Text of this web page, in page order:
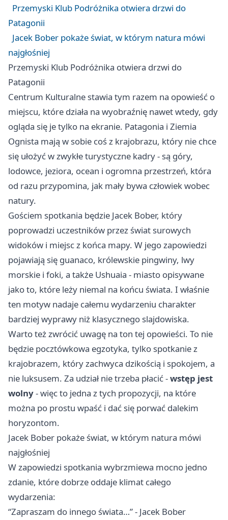
Przemyski Klub Podróżnika otwiera drzwi do
Patagonii
Jacek Bober pokaże świat, w którym natura mówi
najgłośniej
Przemyski Klub Podróżnika otwiera drzwi do
Patagonii
Centrum Kulturalne stawia tym razem na opowieść o
miejscu, które działa na wyobraźnię nawet wtedy, gdy
ogląda się je tylko na ekranie. Patagonia i Ziemia
Ognista mają w sobie coś z krajobrazu, który nie chce
się ułożyć w zwykłe turystyczne kadry - są góry,
lodowce, jeziora, ocean i ogromna przestrzeń, która
od razu przypomina, jak mały bywa człowiek wobec
natury.
Gościem spotkania będzie Jacek Bober, który
poprowadzi uczestników przez świat surowych
widoków i miejsc z końca mapy. W jego zapowiedzi
pojawiają się guanaco, królewskie pingwiny, lwy
morskie i foki, a także Ushuaia - miasto opisywane
jako to, które leży niemal na końcu świata. I właśnie
ten motyw nadaje całemu wydarzeniu charakter
bardziej wyprawy niż klasycznego slajdowiska.
Warto też zwrócić uwagę na ton tej opowieści. To nie
będzie pocztówkowa egzotyka, tylko spotkanie z
krajobrazem, który zachwyca dzikością i spokojem, a
nie luksusem. Za udział nie trzeba płacić -wstęp jest
wolny- więc to jedna z tych propozycji, na które
można po prostu wpaść i dać się porwać dalekim
horyzontom.
Jacek Bober pokaże świat, w którym natura mówi
najgłośniej
W zapowiedzi spotkania wybrzmiewa mocno jedno
zdanie, które dobrze oddaje klimat całego
wydarzenia:
“Zapraszam do innego świata…” - Jacek Bober